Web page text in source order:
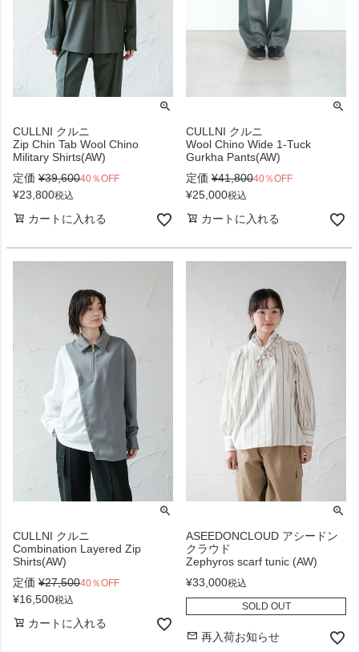
CULLNI クルニ
Zip Chin Tab Wool Chino
Military Shirts(AW)
定価 ¥39,60040％OFF
¥23,800税込
カートに入れる
CULLNI クルニ
Wool Chino Wide 1-Tuck
Gurkha Pants(AW)
定価 ¥41,80040％OFF
¥25,000税込
カートに入れる
CULLNI クルニ
Combination Layered Zip
Shirts(AW)
定価 ¥27,50040％OFF
¥16,500税込
カートに入れる
ASEEDONCLOUD アシードン
クラウド
Zephyros scarf tunic (AW)
¥33,000税込
SOLD OUT
再入荷お知らせ